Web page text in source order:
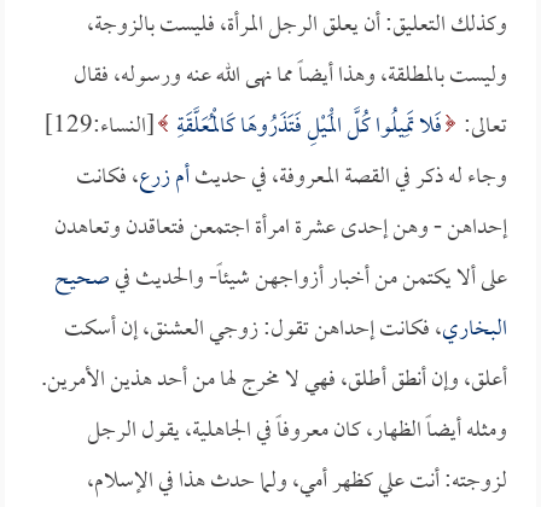
وكذلك التعليق: أن يعلق الرجل المرأة، فليست بالزوجة،
وليست بالمطلقة، وهذا أيضاً مما نهى الله عنه ورسوله، فقال
تعالى: فَلا تَمِيلُوا كُلَّ الْمَيْلِ فَتَذَرُوهَا كَالْمُعَلَّقَةِ
[النساء:129]
وجاء له ذكر في القصة المعروفة، في حديثأم زرع، فكانت
إحداهن - وهن إحدى عشرة امرأة اجتمعن فتعاقدن وتعاهدن
على ألا يكتمن من أخبار أزواجهن شيئاً- والحديث فيصحيح
البخاري، فكانت إحداهن تقول: زوجي العشنق، إن أسكت
أعلق، وإن أنطق أطلق، فهي لا مخرج لها من أحد هذين الأمرين.
ومثله أيضاً الظهار، كان معروفاً في الجاهلية، يقول الرجل
لزوجته: أنت علي كظهر أمي، ولما حدث هذا في الإسلام،